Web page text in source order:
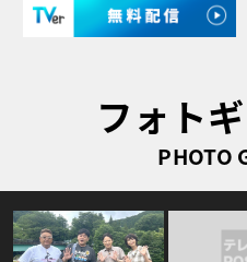
フォト
PHOTO